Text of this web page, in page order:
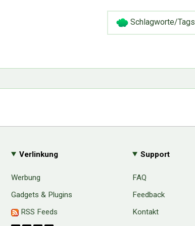
Schlagworte/Tags
Verlinkung
Werbung
Gadgets & Plugins
RSS Feeds
Support
FAQ
Feedback
Kontakt